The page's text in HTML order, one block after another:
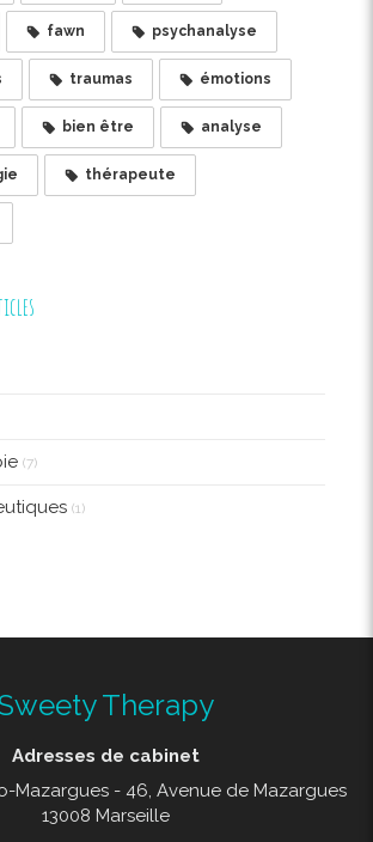
fawn psychanalyse
traumas émotions
bien être analyse
thérapeute
(7)
(1)
Therapy
Adresses de cabinet
Mazargues - 46, Avenue de Mazargues
13008 Marseille